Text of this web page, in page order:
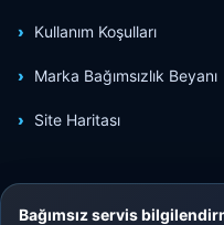
Kullanım Koşulları
Marka Bağımsızlık Beyanı
Site Haritası
Bağımsız servis